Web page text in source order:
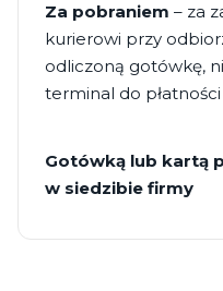
Za pobraniem – za
kurierowi przy
odliczoną gotówkę,
terminal do
Gotówką lub kartą
w siedzibie firmy